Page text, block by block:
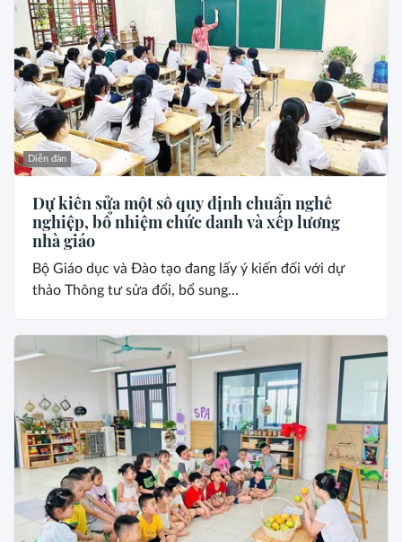
Diễn đàn
Dự kiến sửa một số quy định chuẩn nghề
nghiệp, bổ nhiệm chức danh và xếp lương
nhà giáo
Bộ Giáo dục và Đào tạo đang lấy ý kiến đối với dự
thảo Thông tư sửa đổi, bổ sung...